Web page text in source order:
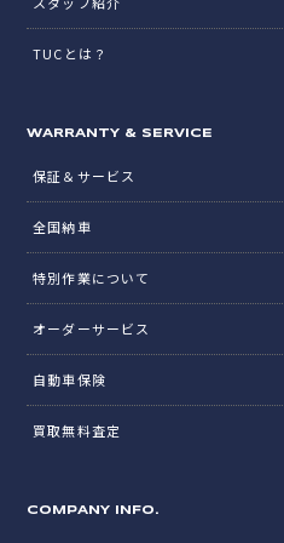
TUCとは？
WARRANTY & SERVICE
保証＆サービス
全国納車
特別作業について
オーダーサービス
自動車保険
買取無料査定
COMPANY INFO.